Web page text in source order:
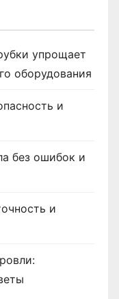
упрощает
оборудования
и
без ошибок и
и